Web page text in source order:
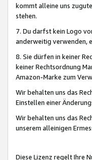
kommt alleine uns
stehen.
7. Du darfst kein Logo
anderweitig verwenden,
8. Sie dürfen in keiner
keiner Rechtsordnung
Amazon-Marke zum
Wir behalten uns das
Einstellen einer
Wir behalten uns das
unserem alleinigen
Diese Lizenz regelt Ihre